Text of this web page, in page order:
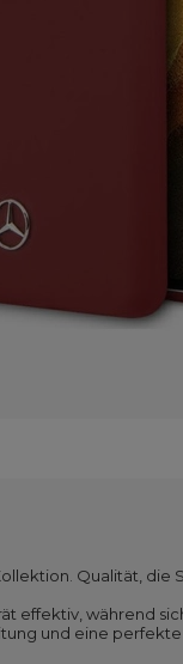
Qualität,
effektiv, während
und eine